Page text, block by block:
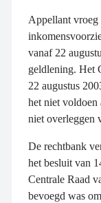
Appellant vroeg
vanaf 22
geldlening. Het
22 augustus
het niet voldoen
niet overleggen
De rechtbank
het besluit van
Centrale Raad
bevoegd was